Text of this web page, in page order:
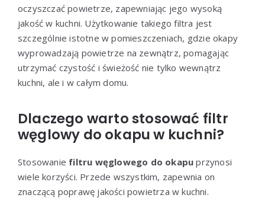
oczyszczać powietrze, zapewniając jego wysoką
jakość w kuchni. Użytkowanie takiego filtra jest
szczególnie istotne w pomieszczeniach, gdzie okapy
wyprowadzają powietrze na zewnątrz, pomagając
utrzymać czystość i świeżość nie tylko wewnątrz
kuchni, ale i w całym domu.
Dlaczego warto stosować filtr
węglowy do okapu w kuchni?
Stosowanie filtru węglowego do okapu przynosi
wiele korzyści. Przede wszystkim, zapewnia on
znaczącą poprawę jakości powietrza w kuchni.